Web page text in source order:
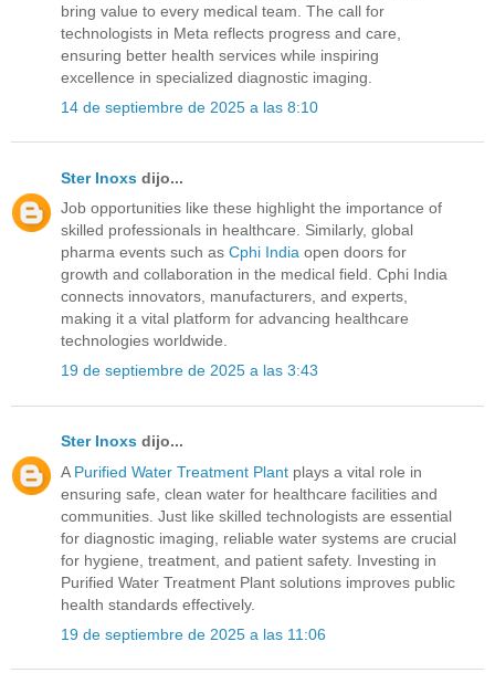
bring value to every medical team. The call for
technologists in Meta reflects progress and care,
ensuring better health services while inspiring
excellence in specialized diagnostic imaging.
14 de septiembre de 2025 a las 8:10
Ster Inoxs dijo...
Job opportunities like these highlight the importance of
skilled professionals in healthcare. Similarly, global
pharma events such as Cphi India open doors for
growth and collaboration in the medical field. Cphi India
connects innovators, manufacturers, and experts,
making it a vital platform for advancing healthcare
technologies worldwide.
19 de septiembre de 2025 a las 3:43
Ster Inoxs dijo...
A Purified Water Treatment Plant plays a vital role in
ensuring safe, clean water for healthcare facilities and
communities. Just like skilled technologists are essential
for diagnostic imaging, reliable water systems are crucial
for hygiene, treatment, and patient safety. Investing in
Purified Water Treatment Plant solutions improves public
health standards effectively.
19 de septiembre de 2025 a las 11:06